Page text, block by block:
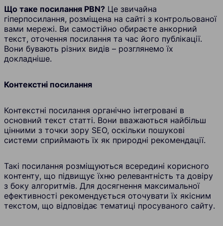
Що таке посилання PBN? Це звичайна
гіперпосилання, розміщена на сайті з контрольованої
вами мережі. Ви самостійно обираєте анкорний
текст, оточення посилання та час його публікації.
Вони бувають різних видів – розглянемо їх
докладніше.
Контекстні посилання
Контекстні посилання органічно інтегровані в
основний текст статті. Вони вважаються найбільш
цінними з точки зору SEO, оскільки пошукові
системи сприймають їх як природні рекомендації.
Такі посилання розміщуються всередині корисного
контенту, що підвищує їхню релевантність та довіру
з боку алгоритмів. Для досягнення максимальної
ефективності рекомендується оточувати їх якісним
текстом, що відповідає тематиці просуваного сайту.